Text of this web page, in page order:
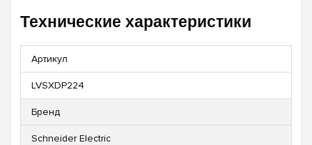
Технические характеристики
Артикул
LVSXDP224
Бренд
Schneider Electric